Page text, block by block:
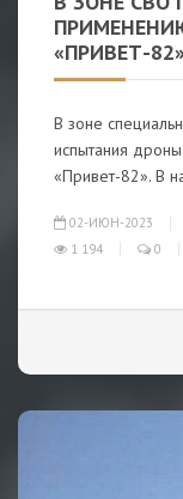
«ПРИВЕТ-
В зоне
испытания
«Привет-82». В
02-ИЮН-2023
1 194
0